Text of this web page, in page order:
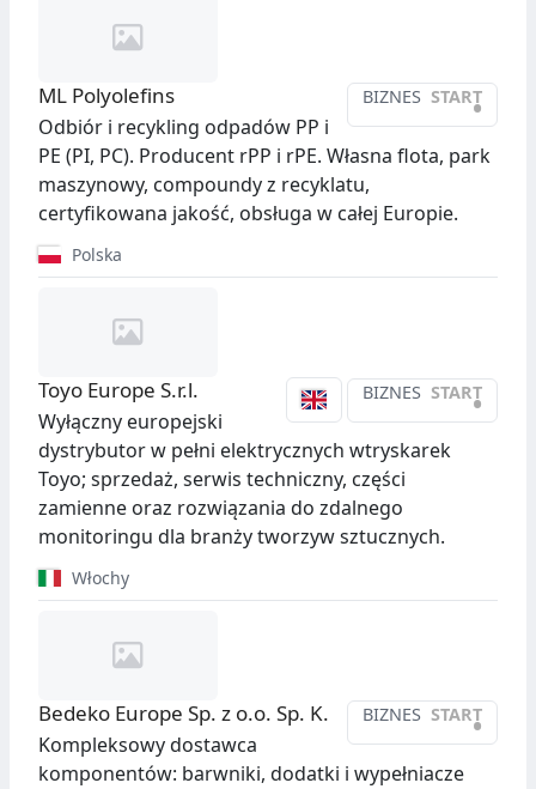
BIZNES START
•
ML Polyolefins
Odbiór i recykling odpadów PP i
PE (PI, PC). Producent rPP i rPE. Własna flota, park
maszynowy, compoundy z recyklatu,
certyfikowana jakość, obsługa w całej Europie.
Polska
BIZNES START
•
Toyo Europe S.r.l.
Wyłączny europejski
dystrybutor w pełni elektrycznych wtryskarek
Toyo; sprzedaż, serwis techniczny, części
zamienne oraz rozwiązania do zdalnego
monitoringu dla branży tworzyw sztucznych.
Włochy
BIZNES START
•
Bedeko Europe Sp. z o.o. Sp. K.
Kompleksowy dostawca
komponentów: barwniki, dodatki i wypełniacze